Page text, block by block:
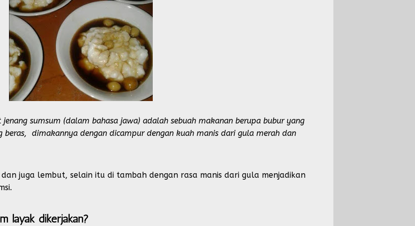
sumsum (dalam bahasa jawa) adalah sebuah makanan berupa bubur yang
dimakannya dengan dicampur dengan kuah manis dari gula merah dan
juga lembut, selain itu di tambah dengan rasa manis dari gula menjadikan
layak dikerjakan?